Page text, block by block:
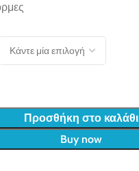
Προσθήκη στο καλάθι
Buy now